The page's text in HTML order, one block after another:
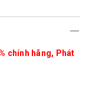
chính hãng, Phát